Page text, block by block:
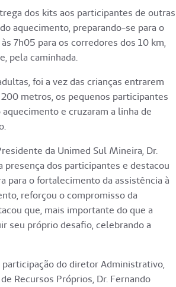
dos kits aos participantes de outras
aquecimento, preparando-se para o
7h05 para os corredores dos 10 km,
pela caminhada.
foi a vez das crianças entrarem
metros, os pequenos participantes
e cruzaram a linha de
da Unimed Sul Mineira, Dr.
presença dos participantes e destacou
para o fortalecimento da assistência à
reforçou o compromisso da
que, mais importante do que a
seu próprio desafio, celebrando a
do diretor Administrativo,
Recursos Próprios, Dr. Fernando